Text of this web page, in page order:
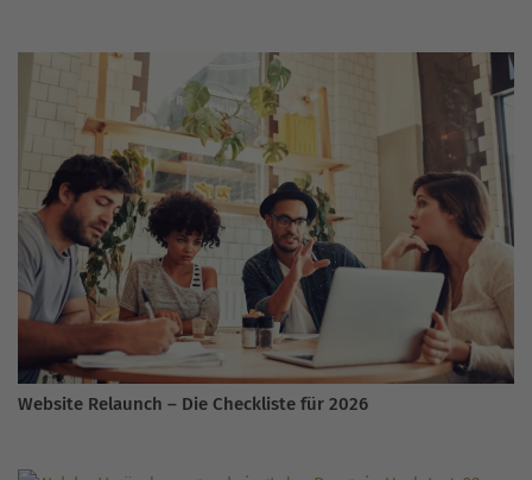
Website Relaunch – Die Checkliste für 2026